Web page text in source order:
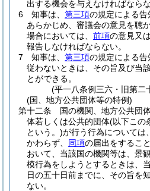
出する機会を与えなければならな
6
知事は、 第三項の規定による告
あらかじめ、審議会の意見を聴
場合においては、 前項の意見又
報告しなければならない。
7
知事は、 第三項の規定による告
従わないときは、その旨及び当
とができる。
(平一八条例三六・旧第二
(国、地方公共団体等の特例)
第十二条
国の機関、地方公共団
体若しくは公共的団体(以下この
という。)が行う行為については、
かわらず、 同項の届出をするこ
おいて、当該国の機関等は、景
模行為をしようとするときは、
日の五十日前までに、その旨を
ない。